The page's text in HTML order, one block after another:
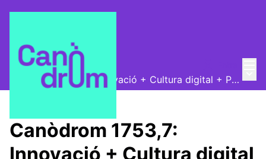
Canòdrom Obert
Canòdrom 1753,7: Innovació + Cultura digital + Participació
Canòdrom 1753,7:
Innovació + Cultura digital